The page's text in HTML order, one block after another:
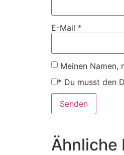
E-Mail *
Meinen Namen,
* Du musst den
Ähnliche